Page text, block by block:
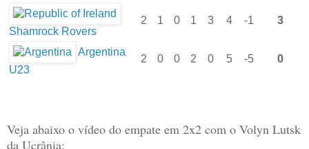
Shamrock Rovers
2 1 0 1 3 4 -1 3
Argentina
U23
2 0 0 2 0 5 -5 0
Veja abaixo o vídeo do empate em 2x2 com o Volyn Lutsk
da Ucrânia: